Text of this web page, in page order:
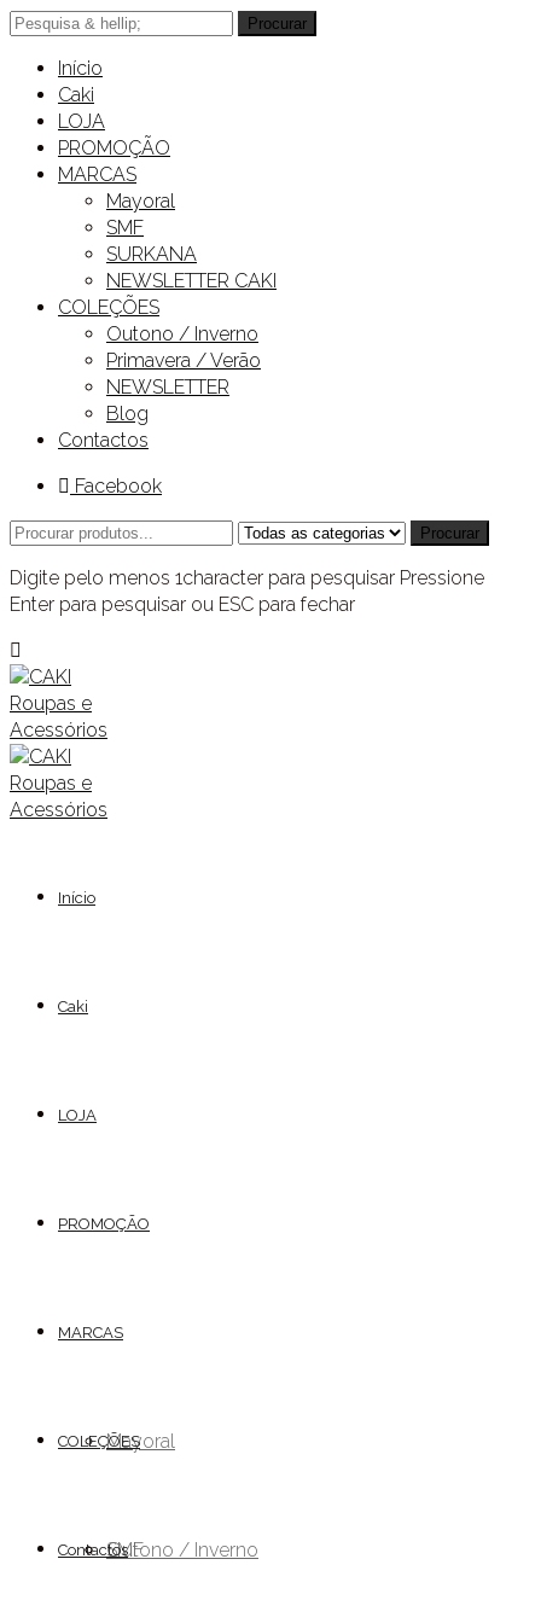
Procurar
Início
Caki
LOJA
PROMOÇÃO
MARCAS
Mayoral
SMF
SURKANA
NEWSLETTER CAKI
COLEÇÕES
Outono / Inverno
Primavera / Verão
NEWSLETTER
Blog
Contactos
Facebook
Procurar
Digite pelo menos 1character para pesquisar Pressione
Enter para pesquisar ou ESC para fechar
Início
Caki
LOJA
PROMOÇÃO
MARCAS
Mayoral
SMF
COLEÇÕES
Outono / Inverno
Contactos